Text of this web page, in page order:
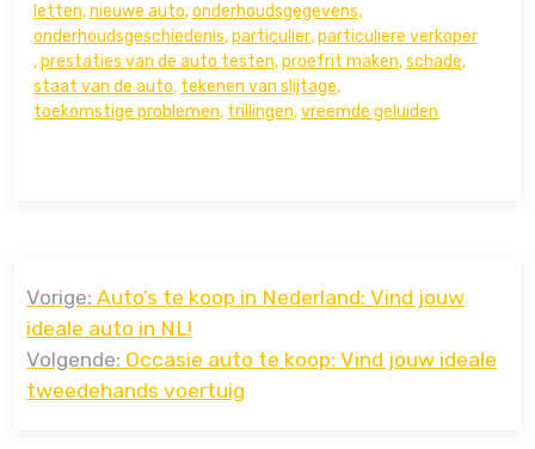
letten,nieuwe auto,onderhoudsgegevens,
onderhoudsgeschiedenis,particulier,particuliere verkoper
,prestaties van de auto testen,proefrit maken,schade,
staat van de auto, tekenen van slijtage,
toekomstige problemen, trillingen,vreemde geluiden
navigatie
Vorige: Auto’s te koop in Nederland: Vind jouw
ideale auto in NL!
Volgende: Occasie auto te koop: Vind jouw ideale
tweedehands voertuig